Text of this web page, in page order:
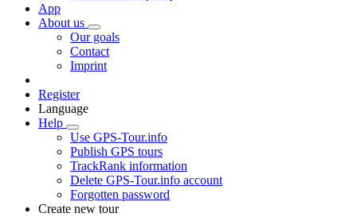
App
About us
Our goals
Contact
Imprint
Register
Language
Help
Use GPS-Tour.info
Publish GPS tours
TrackRank information
Delete GPS-Tour.info account
Forgotten password
Create new tour